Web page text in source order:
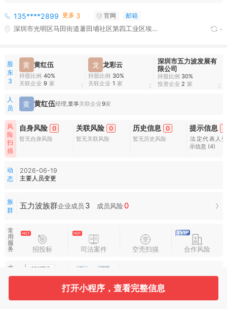
135****2899 更多 3 官网 邮箱
深圳市光明区马田街道薯田埔社区第四工业区埃迪蒙托工业园第一栋303 -
股
东
3
黄 黄红伍
持股比例 40%
关联企业 9 家 1
龙 龙彩云
持股比例 30%
关联企业 1 家 2
深圳市五力波发展有
限公司
持股比例 30%
投资企业 2 家 3
人
员
黄 黄红伍经理,董事关联企业9家
风
险
扫
描
自身风险 0
暂无自身风险
关联风险 0
暂无关联风险
历史信息 0
暂无历史风险
提示信息
法定代表人
示信息 (4)
动
态
2026-06-19
主要人员变更
族
群
五力波族群企业成员 3 成员风险0
常
用
服
务
招投标 司法案件 空壳扫描 合作风险
水
图
打开小程序，查看完整信息